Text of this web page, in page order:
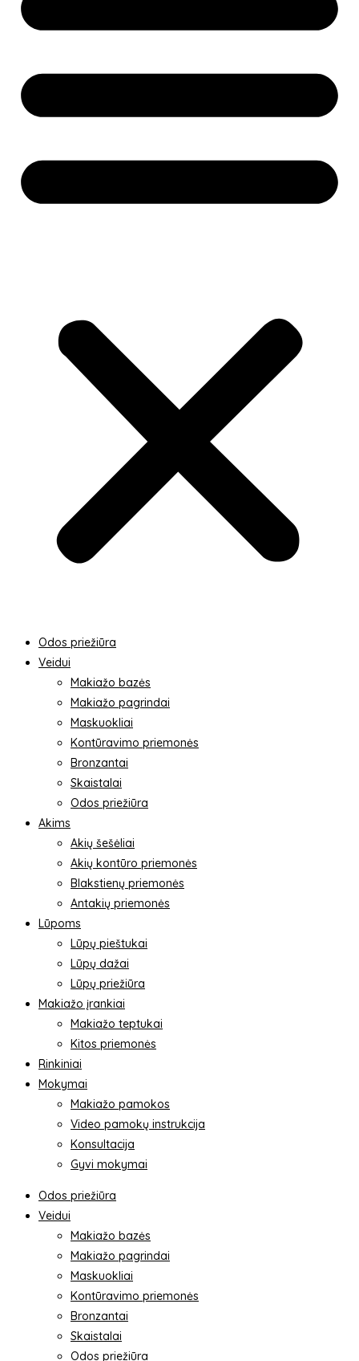
Odos priežiūra
Veidui
Makiažo bazės
Makiažo pagrindai
Maskuokliai
Kontūravimo priemonės
Bronzantai
Skaistalai
Odos priežiūra
Akims
Akių šešėliai
Akių kontūro priemonės
Blakstienų priemonės
Antakių priemonės
Lūpoms
Lūpų pieštukai
Lūpų dažai
Lūpų priežiūra
Makiažo įrankiai
Makiažo teptukai
Kitos priemonės
Rinkiniai
Mokymai
Makiažo pamokos
Video pamokų instrukcija
Konsultacija
Gyvi mokymai
Odos priežiūra
Veidui
Makiažo bazės
Makiažo pagrindai
Maskuokliai
Kontūravimo priemonės
Bronzantai
Skaistalai
Odos priežiūra